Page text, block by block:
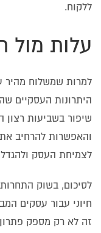
ללקוח.
עלות מול
למרות שמשלוח מהיר
היתרונות העסקיים
שיפור בשביעות רצון
והאפשרות להרחיב
לצמיחת העסק
לסיכום, בשוק
חיוני עבור עסקים
זה לא רק מספק